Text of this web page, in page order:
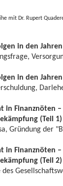
mit Dr. Rupert
in den
in den
in Finanznöten
(Teil 1)
Gründung der
in Finanznöten
(Teil 2)